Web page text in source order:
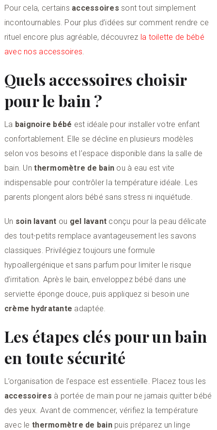
Pour cela, certains accessoires sont tout simplement
incontournables. Pour plus d’idées sur comment rendre ce
rituel encore plus agréable, découvrez la toilette de bébé
avec nos accessoires
Quels accessoires choisir
pour le bain ?
La baignoire bébé est idéale pour installer votre enfant
confortablement. Elle se décline en plusieurs modèles
selon vos besoins et l’espace disponible dans la salle de
bain. Unthermomètre de bain ou à eau est vite
indispensable pour contrôler la température idéale. Les
parents plongent alors bébé sans stress ni inquiétude.
Un soin lavant ou gel lavant conçu pour la peau délicate
des tout-petits remplace avantageusement les savons
classiques. Privilégiez toujours une formule
hypoallergénique et sans parfum pour limiter le risque
d’irritation. Après le bain, enveloppez bébé dans une
serviette éponge douce, puis appliquez si besoin une
crème hydratante adaptée.
Les étapes clés pour un bain
en toute sécurité
L’organisation de l’espace est essentielle. Placez tous les
accessoires à portée de main pour ne jamais quitter bébé
des yeux. Avant de commencer, vérifiez la température
avec lethermomètre de bainpuis préparez un linge